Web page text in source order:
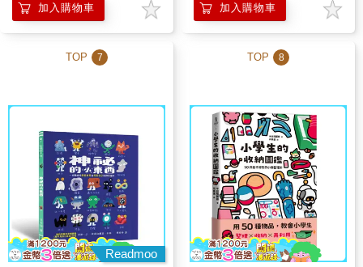
加入購物車 加入購物車
TOP 7
Readmoo
TOP 8